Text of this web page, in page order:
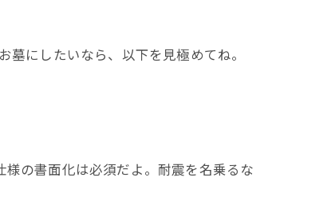
にしたいなら、以下を見極めてね。
の書面化は必須だよ。耐震を名乗るな